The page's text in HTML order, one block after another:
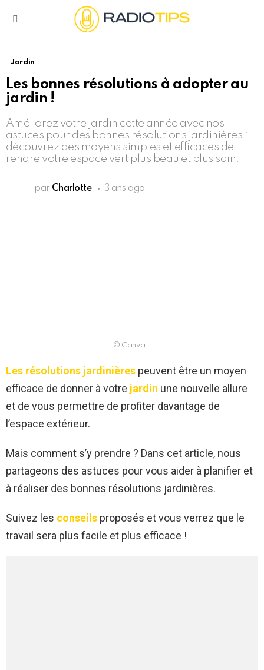
Jardin
Les bonnes résolutions à adopter au
jardin !
Améliorez votre jardin cette année avec nos
astuces pour des bonnes résolutions jardinières :
découvrez des moyens simples et efficaces de
rendre votre espace vert plus beau et plus sain.
par Charlotte 3 ans ago
© Canva
Les résolutions jardinières peuvent être un moyen
efficace de donner à votre jardin une nouvelle allure
et de vous permettre de profiter davantage de
l’espace extérieur.
Mais comment s’y prendre ? Dans cet article, nous
partageons des astuces pour vous aider à planifier et
à réaliser des bonnes résolutions jardinières.
Suivez les conseils proposés et vous verrez que le
travail sera plus facile et plus efficace !